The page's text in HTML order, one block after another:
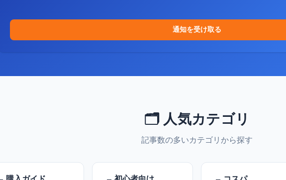
通知を受け取る
🗂️ 人気カテゴリ
記事数の多いカテゴリから探す